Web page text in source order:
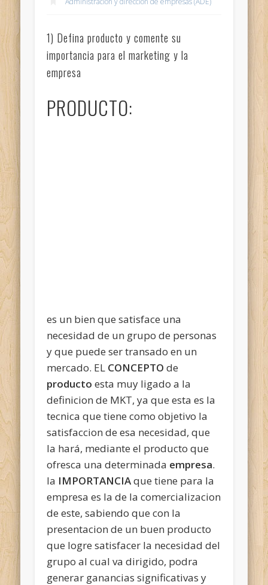
1) Defina producto y comente su
importancia para el marketing y la
empresa
PRODUCTO:
es un bien que satisface una
necesidad de un grupo de personas
y que puede ser transado en un
mercado. EL CONCEPTOde
producto esta muy ligado a la
definicion de MKT, ya que esta es la
tecnica que tiene como objetivo la
satisfaccion de esa necesidad, que
la hará, mediante el producto que
ofresca una determinada empresa.
la IMPORTANCIAque tiene para la
empresa es la de la comercializacion
de este, sabiendo quecon la
presentacion de un buen producto
que logre satisfacer la necesidad del
grupo al cual va dirigido, podra
generar ganancias significativas y